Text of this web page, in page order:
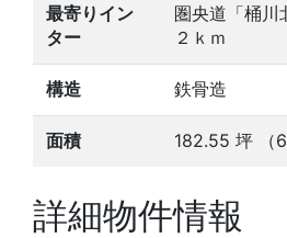
最寄りイン
ター
圏央道「桶川
２ｋｍ
構造 鉄骨造
面積 182.55 坪 （
詳細物件情報